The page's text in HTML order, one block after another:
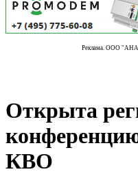
Реклама. ООО
Открыта
КВО